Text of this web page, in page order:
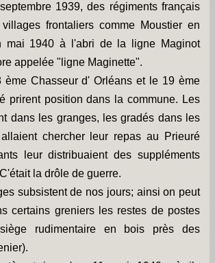
1939, des régiments français
frontaliers comme Moustier en
mai 1940 à l'abri de la ligne Maginot
appelée "ligne Maginette".
ème Chasseur d' Orléans et le 19 ème
prirent position dans la commune. Les
dans les granges, les gradés dans les
chercher leur repas au Prieuré
leur distribuaient des suppléments
la drôle de guerre.
subsistent de nos jours; ainsi on peut
certains greniers les restes de postes
rudimentaire en bois près des